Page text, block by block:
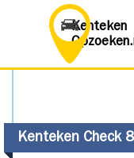
Kenteken
Kenteken Check